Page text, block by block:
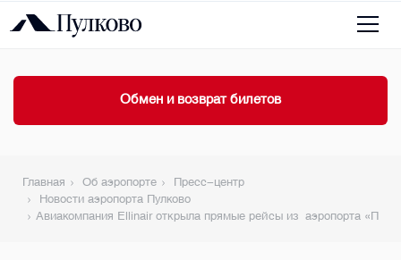
Обмен и возврат билетов
Главная Об аэропорте
Пресс-центр
Новости аэропорта Пулково
Авиакомпания Ellinair открыла прямые рейсы из аэропорта